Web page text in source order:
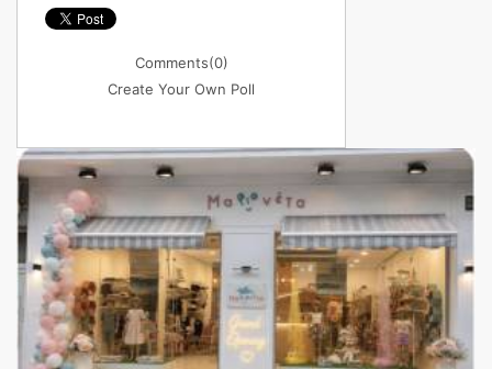
Comments(0)
Create Your Own Poll